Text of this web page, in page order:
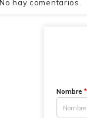
No hay comentarios.
Nombre *